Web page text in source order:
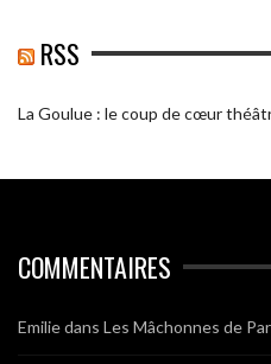
RSS
La Goulue : le coup de cœur
COMMENTAIRES
Emiliedans Les Mâchonnes de